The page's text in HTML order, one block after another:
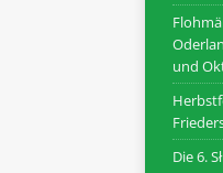
und
Die 6.